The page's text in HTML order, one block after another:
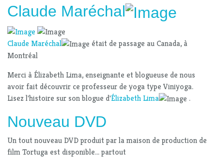
Claude Maréchal
Claude Maréchal
était de passage au Canada, à
Montréal
Merci à Élizabeth Lima, enseignante et blogueuse de nous
avoir fait découvrir ce professeur de yoga type Viniyoga.
Lisez l'histoire sur son blogue d'Élizabeth Lima .
Nouveau DVD
Un tout nouveau DVD produit par la maison de production de
film Tortuga est disponible... partout